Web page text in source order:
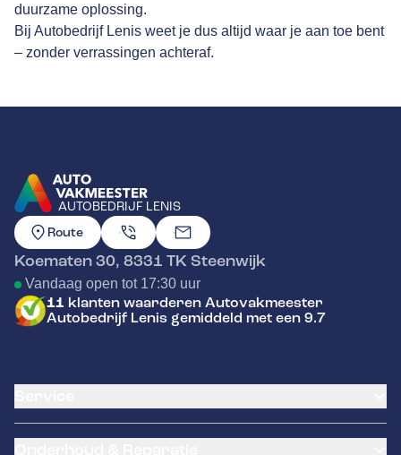
duurzame oplossing.
Bij Autobedrijf Lenis weet je dus altijd waar je aan toe bent
– zonder verrassingen achteraf.
AUTOBEDRIJF LENIS
GA NAAR DE HOMEPAGINA
Route
Koematen 30, 8331 TKSteenwijk
Vandaag open tot 17:30 uur
11 klanten waarderen Autovakmeester
Autobedrijf Lenis gemiddeld met een 9.7